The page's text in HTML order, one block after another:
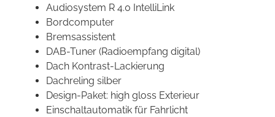
Audiosystem R 4.0 IntelliLink
Bordcomputer
Bremsassistent
DAB-Tuner (Radioempfang digital)
Dach Kontrast-Lackierung
Dachreling silber
Design-Paket: high gloss Exterieur
Einschaltautomatik für Fahrlicht